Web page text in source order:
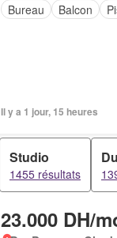
Bureau
Balcon
Il y a 1 jour, 15 heures
Studio
1455 résultats
23.000 DH/